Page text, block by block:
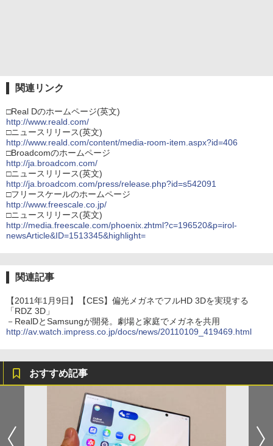
関連リンク
□Real Dのホームページ(英文)
http://www.reald.com/
□ニュースリリース(英文)
http://www.reald.com/content/media-room-item.aspx?id=406
□Broadcomのホームページ
http://ja.broadcom.com/
□ニュースリリース(英文)
http://ja.broadcom.com/press/release.php?id=s542091
□フリースケールのホームページ
http://www.freescale.co.jp/
□ニュースリリース(英文)
http://media.freescale.com/phoenix.zhtml?c=196520&p=irol-
newsArticle&ID=1513345&highlight=
関連記事
【2011年1月9日】【CES】偏光メガネでフルHD 3Dを実現する
「RDZ 3D」
－RealDとSamsungが開発。劇場と家庭でメガネを共用
http://av.watch.impress.co.jp/docs/news/20110109_419469.html
おすすめ記事